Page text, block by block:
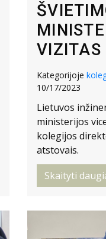
VIZITAS
Kategorijoje
10/17/2023
Lietuvos
ministerijos
kolegijos
atstovais.
Skaityti